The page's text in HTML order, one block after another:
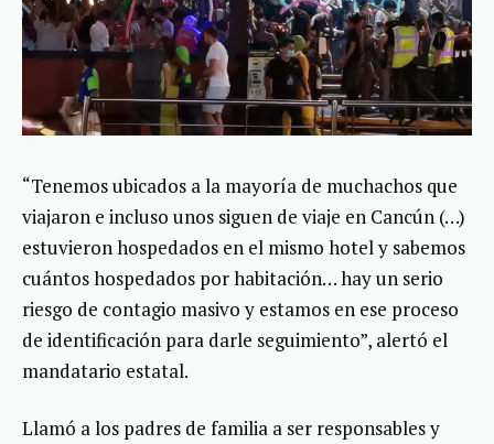
“Tenemos ubicados a la mayoría de muchachos que
viajaron e incluso unos siguen de viaje en Cancún (…)
estuvieron hospedados en el mismo hotel y sabemos
cuántos hospedados por habitación… hay un serio
riesgo de contagio masivo y estamos en ese proceso
de identificación para darle seguimiento”, alertó el
mandatario estatal.
Llamó a los padres de familia a ser responsables y